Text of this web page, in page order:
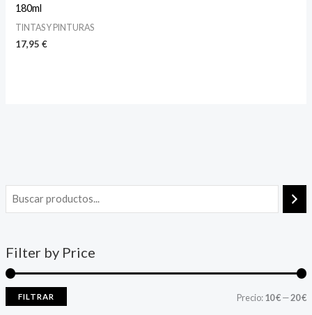
Filter by Price
FILTRAR Precio:10 €—20 €
180ml
TINTAS Y PINTURAS
17,95€